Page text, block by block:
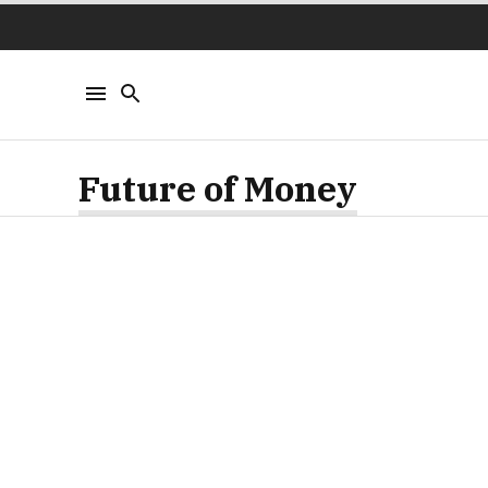
Future of Money